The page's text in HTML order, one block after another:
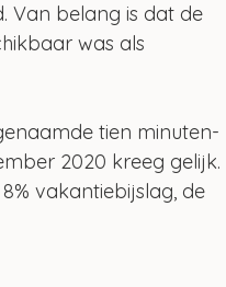
Van belang is dat de
was als
tien minuten-
2020 kreeg gelijk.
vakantiebijslag, de